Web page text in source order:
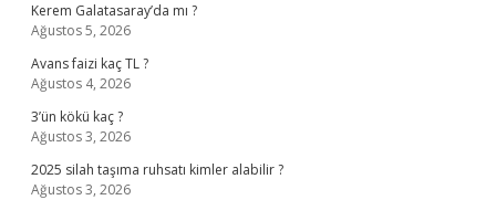
Kerem Galatasaray’da mı ?
Ağustos 5, 2026
Avans faizi kaç TL ?
Ağustos 4, 2026
3’ün kökü kaç ?
Ağustos 3, 2026
2025 silah taşıma ruhsatı kimler alabilir ?
Ağustos 3, 2026